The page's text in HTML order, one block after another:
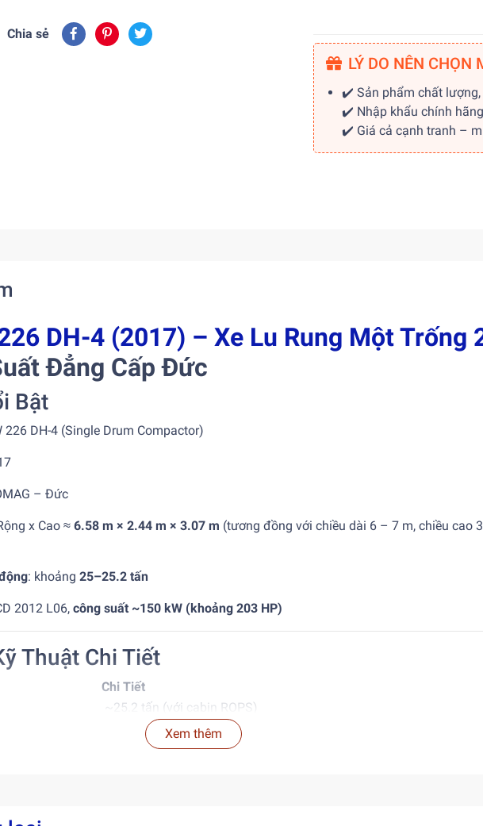
Chia sẻ
LÝ DO NÊN CHỌN
✔️ Sản phẩm chất
✔️ Nhập khẩu chính hãng
✔️ Giá cả cạnh tranh –
DH-4 (2017) – Xe Lu Rung Một Trống
Đẳng Cấp Đức
Bật
226 DH-4 (Single Drum Compactor)
– Đức
x Cao ≈ 6.58 m × 2.44 m × 3.07 m (tương đồng với chiều dài 6 – 7 m, chiều cao
: khoảng 25–25.2 tấn
2012 L06, công suất ~150 kW (khoảng 203 HP)
Thuật Chi Tiết
Chi Tiết
~25.2 tấn (với cabin ROPS)
Khoảng 6.6–7 m; chiều cao 3.07 m
Xem thêm